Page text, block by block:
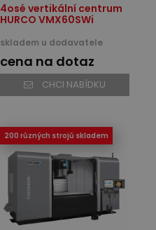
4osé vertikální centrum
HURCO VMX60SWi
skladem u dodavatele
cena na dotaz
CHCI NABÍDKU
200 různých strojů skladem